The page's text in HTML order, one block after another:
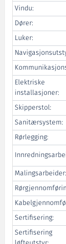
Vindu:
Dører:
Luker:
Elektriske
installasjoner:
Skipperstol:
Sanitærsystem:
Rørlegging:
Malingsarbeider:
Sertifisering:
Sertifisering